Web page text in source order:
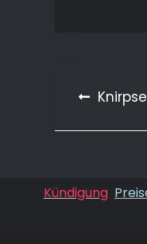
Kündigung